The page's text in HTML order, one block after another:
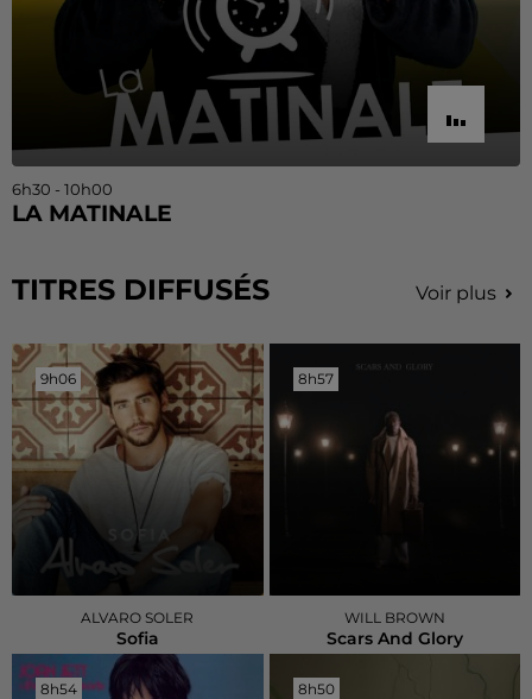
6h30 - 10h00
LA MATINALE
TITRES DIFFUSÉS Voir plus
9h06
9h06
ALVARO SOLER
Sofia
8h57
8h57
WILL BROWN
Scars And Glory
8h54
8h54 8h50
8h50